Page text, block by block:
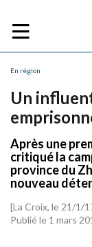
En région
Un
Après une
critiqué la
province du
nouveau
[La Croix, le 21/1/
Publié le 1 mars